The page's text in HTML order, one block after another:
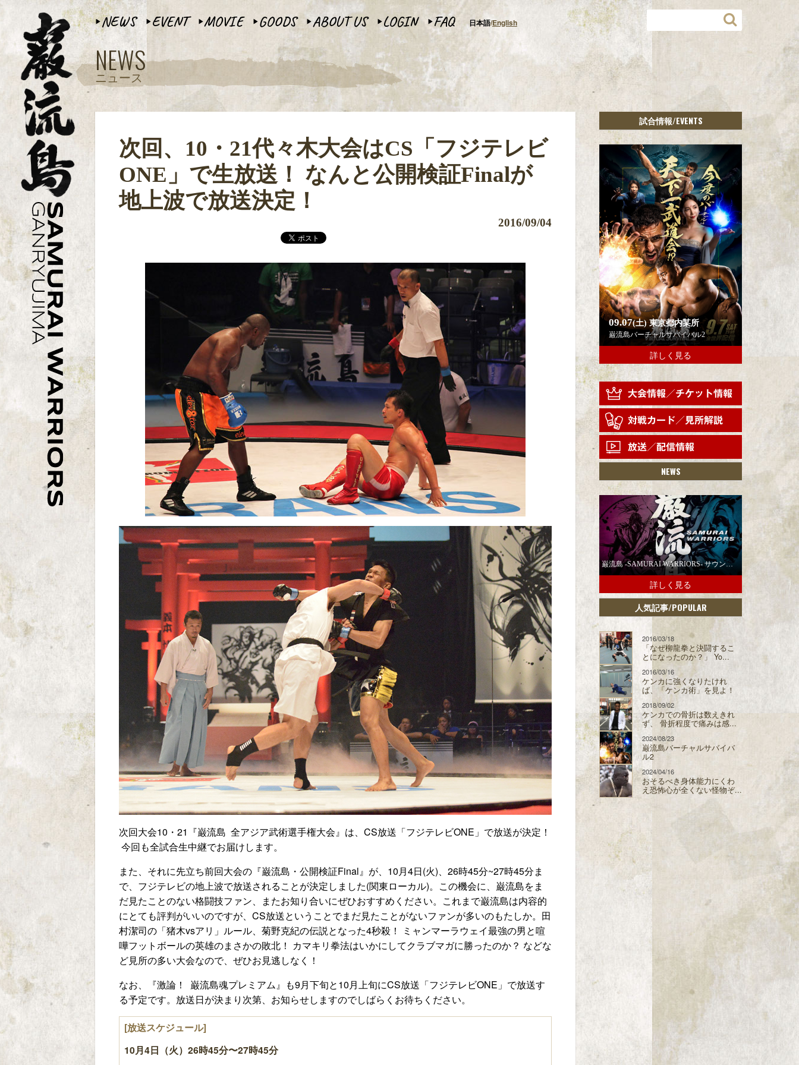
▶︎NEWS ▶︎ EVENT ▶︎MOVIE ▶︎ GOODS ▶︎ABOUT US ▶︎ LOGIN ▶︎FAQ 日本語English
NEWS
ニュース
次回、10・21代々木大会はCS「フジテレビ
ONE」で生放送！ なんと公開検証Finalが
地上波で放送決定！
2016/09/04
次回大会10・21『巌流島 全アジア武術選手権大会』は、CS放送「フジテレビONE」で放送が決定！
今回も全試合生中継でお届けします。
また、それに先立ち前回大会の『巌流島・公開検証Final』が、10月4日(火)、26時45分~27時45分ま
で、フジテレビの地上波で放送されることが決定しました(関東ローカル)。この機会に、巌流島をま
だ見たことのない格闘技ファン、またお知り合いにぜひおすすめください。これまで巌流島は内容的
にとても評判がいいのですが、CS放送ということでまだ見たことがないファンが多いのもたしか。田
村潔司の「猪木vsアリ」ルール、菊野克紀の伝説となった4秒殺！ ミャンマーラウェイ最強の男と喧
嘩フットボールの英雄のまさかの敗北！ カマキリ拳法はいかにしてクラブマガに勝ったのか？ などな
ど見所の多い大会なので、ぜひお見逃しなく！
なお、『激論！ 巌流島魂プレミアム』も9月下旬と10月上旬にCS放送「フジテレビONE」で放送す
る予定です。放送日が決まり次第、お知らせしますのでしばらくお待ちください。
[放送スケジュール]
10月4日（火）26時45分〜27時45分
試合情報/EVENTS
09.07(土)東京都内某所
巌流島バーチャルサバイバル2
詳しく見る
NEWS
巌流島 -SAMURAI WARRIORS- サウンドトラックの配信スタート！
詳しく見る
人気記事/POPULAR
2016/03/18
「なぜ柳龍拳と決闘するこ
とになったのか？」 Yo...
2016/03/16
ケンカに強くなりたけれ
ば、「ケンカ術」を見よ！
2018/09/02
ケンカでの骨折は数えきれ
ず、 骨折程度で痛みは感...
2024/08/23
巌流島バーチャルサバイバ
ル2
2024/04/16
おそるべき身体能力にくわ
え恐怖心が全くない怪物ぞ...